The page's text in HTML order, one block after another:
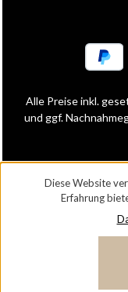
Alle Preise inkl.
und ggf.
Diese Website
Erfahrung